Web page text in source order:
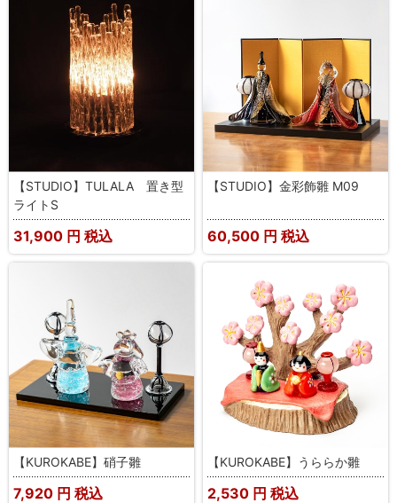
【STUDIO】TULALA 置き型
ライトS
31,900 円 税込
【STUDIO】金彩飾雛 M09
60,500 円 税込
【KUROKABE】硝子雛
7,920 円 税込
【KUROKABE】うららか雛
2,530 円 税込